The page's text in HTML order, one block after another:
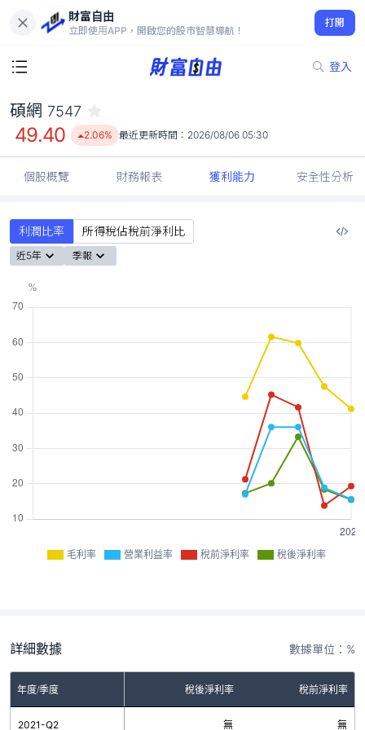
財富自由
立即使用APP，開啟您的股市智慧導航！
打開
登入
49.40
2.06%
碩網 7547
49.40 2.06% 最近更新時間： 2026/08/06 05:30
個股概覽 財務報表 獲利能力 安全性分析
利潤比率 所得稅佔稅前淨利比
近5年 季報
毛利率 營業利益率 稅前淨利率 稅後淨利率
詳細數據 數據單位：%
年度/季度 稅後淨利率 稅前淨利率
2021-Q2 無 無